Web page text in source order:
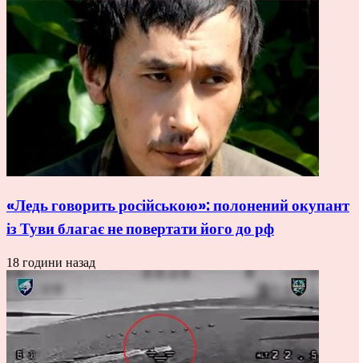
«Ледь говорить російською»: полонений окупант
із Туви благає не повертати його до рф
18 години назад